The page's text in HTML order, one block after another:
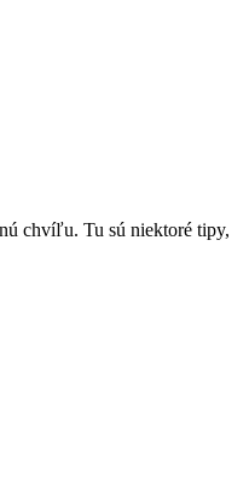
chvíľu. Tu sú niektoré tipy,